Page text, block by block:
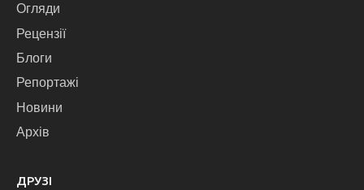
Огляди
Рецензії
Блоги
Репортажі
Новини
Архів
ДРУЗІ